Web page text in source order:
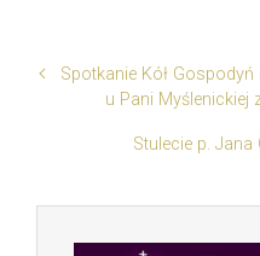
Spotkanie Kół
u Pani Myślenickiej
Stulecie p. Jana